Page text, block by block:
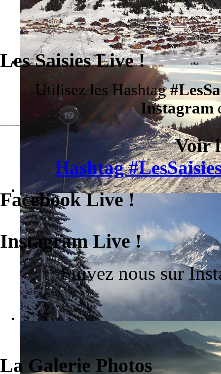
Les Saisies Live !
Utilisez les Hashtag
Instagram
Voir
Hashtag
Facebook Live !
Instagram Live !
Suivez nous sur
La Galerie Photos